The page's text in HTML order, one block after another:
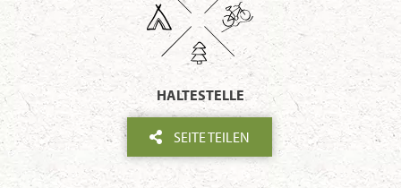
HALTESTELLE
SEITE TEILEN